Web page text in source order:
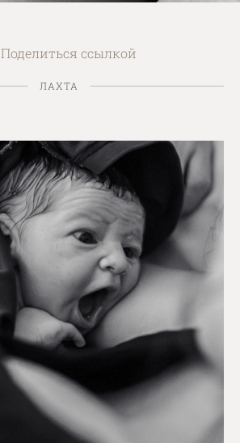
Поделиться ссылкой
ЛАХТА